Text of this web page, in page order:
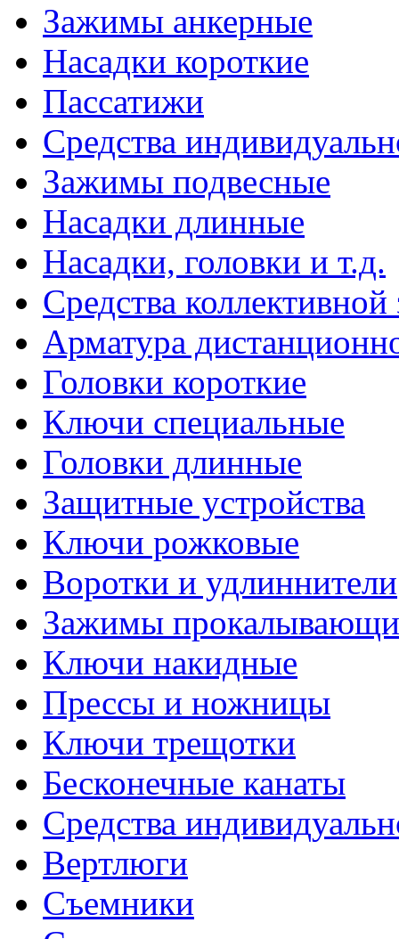
Зажимы анкерные
Насадки короткие
Пассатижи
Средства
Зажимы подвесные
Насадки длинные
Насадки, головки и т.д.
Средства
Арматура
Головки короткие
Ключи специальные
Головки длинные
Защитные устройства
Ключи рожковые
Воротки и удлиннители
Зажимы
Ключи накидные
Прессы и ножницы
Ключи трещотки
Бесконечные канаты
Средства
Вертлюги
Съемники